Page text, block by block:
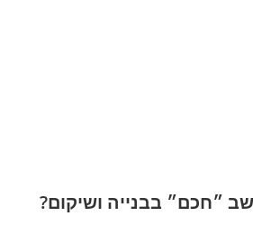
״חכם״ בבנייה ושיקום?